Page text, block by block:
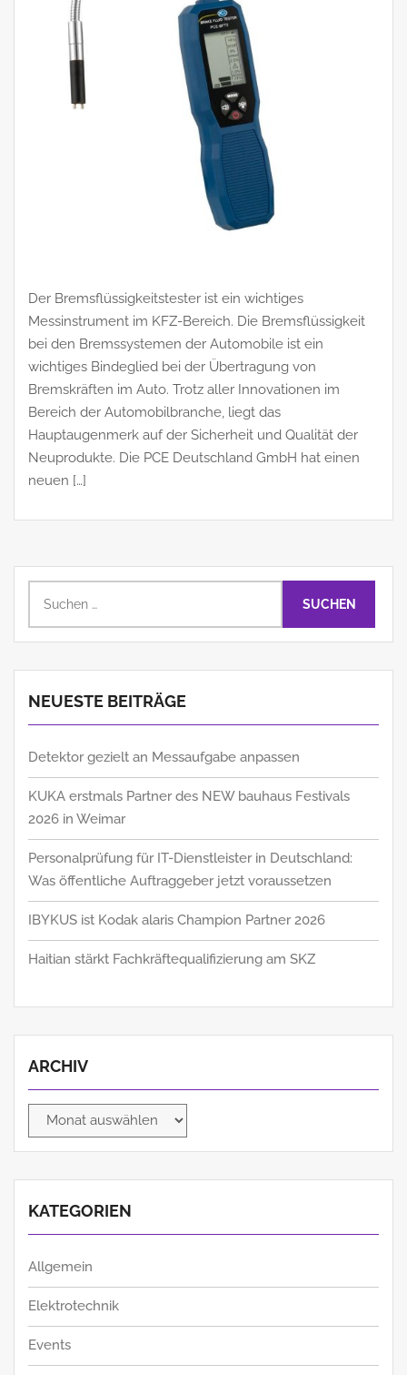
Der Bremsflüssigkeitstester ist ein wichtiges
Messinstrument im KFZ-Bereich. Die Bremsflüssigkeit
bei den Bremssystemen der Automobile ist ein
wichtiges Bindeglied bei der Übertragung von
Bremskräften im Auto. Trotz aller Innovationen im
Bereich der Automobilbranche, liegt das
Hauptaugenmerk auf der Sicherheit und Qualität der
Neuprodukte. Die PCE Deutschland GmbH hat einen
neuen […]
nach:
NEUESTE BEITRÄGE
Detektor gezielt an Messaufgabe anpassen
KUKA erstmals Partner des NEW bauhaus Festivals
2026 in Weimar
Personalprüfung für IT-Dienstleister in Deutschland:
Was öffentliche Auftraggeber jetzt voraussetzen
IBYKUS ist Kodak alaris Champion Partner 2026
Haitian stärkt Fachkräftequalifizierung am SKZ
ARCHIV
Archiv
KATEGORIEN
Allgemein
Elektrotechnik
Events